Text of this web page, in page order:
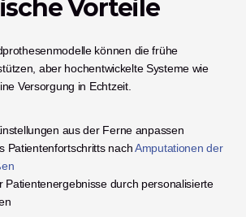
Vorteile
können die frühe
aber hochentwickelte Systeme wie
Versorgung in Echtzeit.
aus der Ferne anpassen
Patientenfortschritts nach Amputationen der
Patientenergebnisse durch personalisierte